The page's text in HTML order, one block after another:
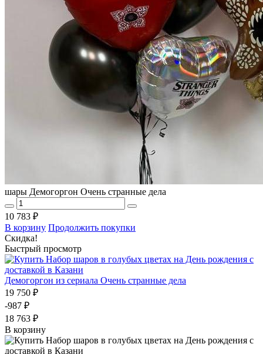
шары Демогоргон Очень странные дела
10 783 ₽
В корзину Продолжить покупки
Скидка!
Быстрый просмотр
Демогоргон из сериала Очень странные дела
19 750 ₽
-987 ₽
18 763 ₽
В корзину